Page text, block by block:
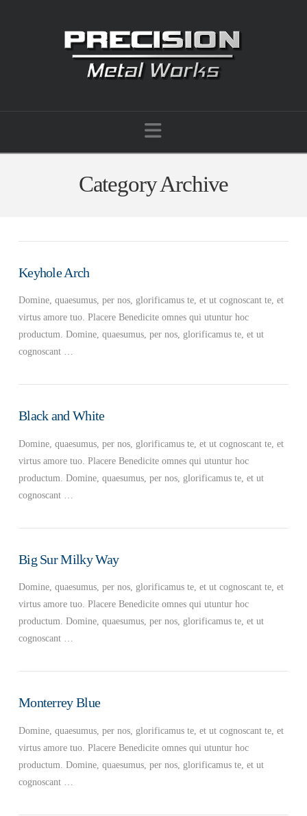
Navigation
Category Archive
Keyhole Arch
Domine, quaesumus, per nos, glorificamus te, et ut cognoscant te, et
virtus amore tuo. Placere Benedicite omnes qui utuntur hoc
productum. Domine, quaesumus, per nos, glorificamus te, et ut
cognoscant …
Black and White
Domine, quaesumus, per nos, glorificamus te, et ut cognoscant te, et
virtus amore tuo. Placere Benedicite omnes qui utuntur hoc
productum. Domine, quaesumus, per nos, glorificamus te, et ut
cognoscant …
Big Sur Milky Way
Domine, quaesumus, per nos, glorificamus te, et ut cognoscant te, et
virtus amore tuo. Placere Benedicite omnes qui utuntur hoc
productum. Domine, quaesumus, per nos, glorificamus te, et ut
cognoscant …
Monterrey Blue
Domine, quaesumus, per nos, glorificamus te, et ut cognoscant te, et
virtus amore tuo. Placere Benedicite omnes qui utuntur hoc
productum. Domine, quaesumus, per nos, glorificamus te, et ut
cognoscant …